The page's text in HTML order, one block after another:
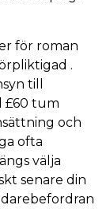
för roman
.
till
£60 tum
och
ofta
välja
senare din